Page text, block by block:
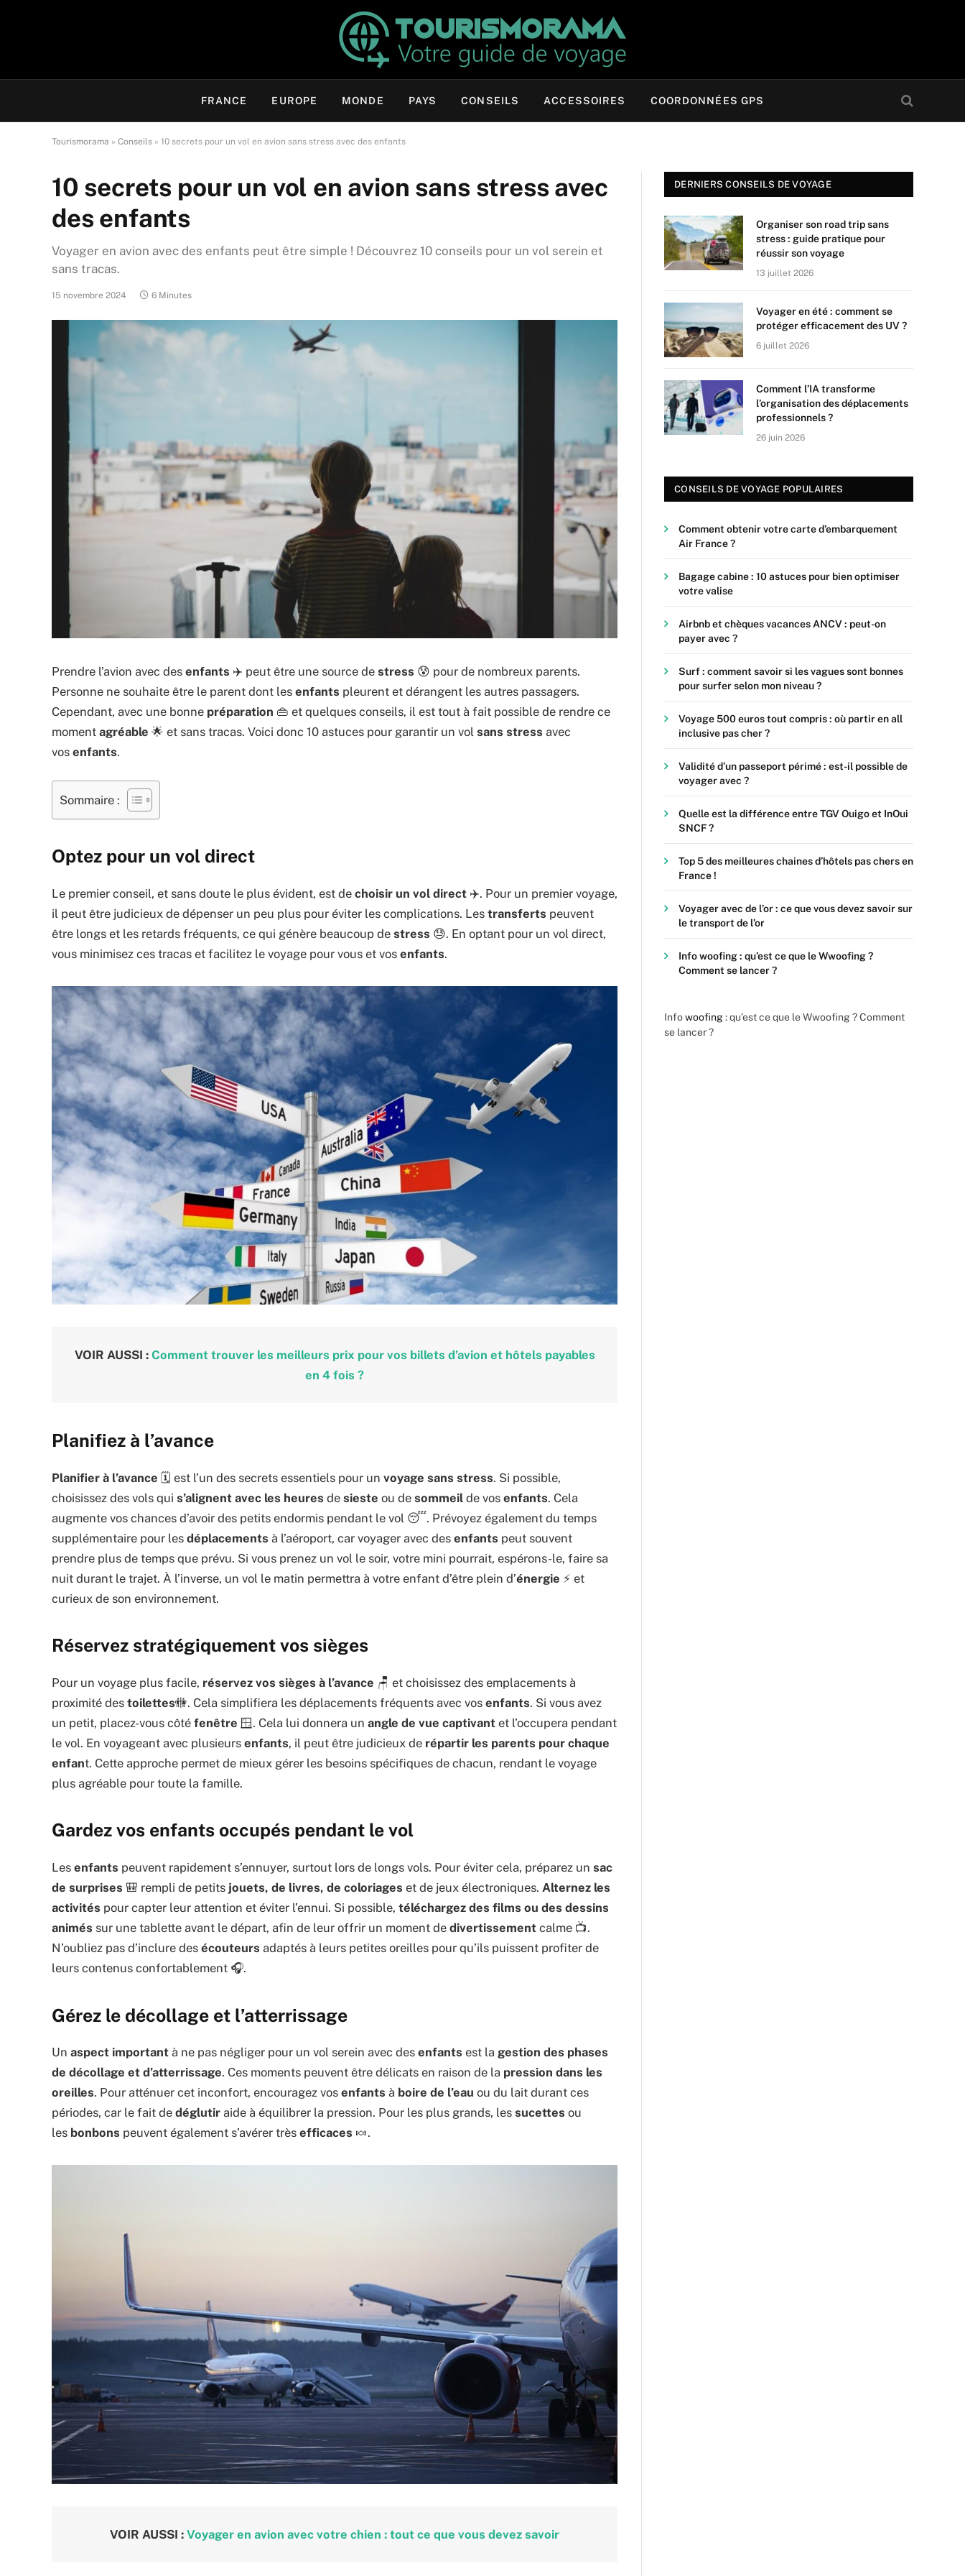
FRANCE EUROPE MONDE PAYS CONSEILS ACCESSOIRES COORDONNÉES GPS
Tourismorama » Conseils » 10 secrets pour un vol en avion sans stress avec des enfants
10 secrets pour un vol en avion sans stress avec
des enfants
Voyager en avion avec des enfants peut être simple ! Découvrez 10 conseils pour un vol serein et
sans tracas.
15 novembre 2024 6 Minutes
Prendre l’avion avec des enfants ✈️ peut être une source de stress 😰 pour de nombreux parents.
Personne ne souhaite être le parent dont les enfants pleurent et dérangent les autres passagers.
Cependant, avec une bonne préparation 👜 et quelques conseils, il est tout à fait possible de rendre ce
moment agréable 🌟 et sans tracas. Voici donc 10 astuces pour garantir un vol sans stress avec
vos enfants.
Sommaire :
Optez pour un vol direct
Le premier conseil, et sans doute le plus évident, est de choisir un vol direct ✈️. Pour un premier voyage,
il peut être judicieux de dépenser un peu plus pour éviter les complications. Les transferts peuvent
être longs et les retards fréquents, ce qui génère beaucoup de stress 😓. En optant pour un vol direct,
vous minimisez ces tracas et facilitez le voyage pour vous et vos enfants.
VOIR AUSSI : Comment trouver les meilleurs prix pour vos billets d’avion et hôtels payables
en 4 fois ?
Planifiez à l’avance
Planifier à l’avance 🗓️ est l’un des secrets essentiels pour un voyage sans stress. Si possible,
choisissez des vols qui s’alignent avec les heures de sieste ou de sommeil de vos enfants. Cela
augmente vos chances d’avoir des petits endormis pendant le vol 😴. Prévoyez également du temps
supplémentaire pour les déplacements à l’aéroport, car voyager avec des enfants peut souvent
prendre plus de temps que prévu. Si vous prenez un vol le soir, votre mini pourrait, espérons-le, faire sa
nuit durant le trajet. À l’inverse, un vol le matin permettra à votre enfant d’être plein d’énergie ⚡ et
curieux de son environnement.
Réservez stratégiquement vos sièges
Pour un voyage plus facile, réservez vos sièges à l’avance 🪑 et choisissez des emplacements à
proximité des toilettes🚻. Cela simplifiera les déplacements fréquents avec vos enfants. Si vous avez
un petit, placez-vous côté fenêtre 🪟. Cela lui donnera un angle de vue captivant et l’occupera pendant
le vol. En voyageant avec plusieurs enfants, il peut être judicieux de répartir les parents pour chaque
enfant. Cette approche permet de mieux gérer les besoins spécifiques de chacun, rendant le voyage
plus agréable pour toute la famille.
Gardez vos enfants occupés pendant le vol
Les enfants peuvent rapidement s’ennuyer, surtout lors de longs vols. Pour éviter cela, préparez un sac
de surprises 🎒 rempli de petits jouets, de livres, de coloriages et de jeux électroniques. Alternez les
activités pour capter leur attention et éviter l’ennui. Si possible, téléchargez des films ou des dessins
animés sur une tablette avant le départ, afin de leur offrir un moment de divertissement calme 📺.
N’oubliez pas d’inclure des écouteurs adaptés à leurs petites oreilles pour qu’ils puissent profiter de
leurs contenus confortablement 🎧.
Gérez le décollage et l’atterrissage
Un aspect important à ne pas négliger pour un vol serein avec des enfants est la gestion des phases
de décollage et d’atterrissage. Ces moments peuvent être délicats en raison de la pression dans les
oreilles. Pour atténuer cet inconfort, encouragez vos enfants à boire de l’eau ou du lait durant ces
périodes, car le fait de déglutir aide à équilibrer la pression. Pour les plus grands, les sucettes ou
les bonbons peuvent également s’avérer très efficaces 🍬.
VOIR AUSSI : Voyager en avion avec votre chien : tout ce que vous devez savoir
DERNIERS CONSEILS DE VOYAGE
Organiser son road trip sans
stress : guide pratique pour
réussir son voyage
13 juillet 2026
Voyager en été : comment se
protéger efficacement des UV ?
6 juillet 2026
Comment l’IA transforme
l’organisation des déplacements
professionnels ?
26 juin 2026
CONSEILS DE VOYAGE POPULAIRES
Comment obtenir votre carte d’embarquement
Air France ?
Bagage cabine : 10 astuces pour bien optimiser
votre valise
Airbnb et chèques vacances ANCV : peut-on
payer avec ?
Surf : comment savoir si les vagues sont bonnes
pour surfer selon mon niveau ?
Voyage 500 euros tout compris : où partir en all
inclusive pas cher ?
Validité d’un passeport périmé : est-il possible de
voyager avec ?
Quelle est la différence entre TGV Ouigo et InOui
SNCF ?
Top 5 des meilleures chaines d’hôtels pas chers en
France !
Voyager avec de l’or : ce que vous devez savoir sur
le transport de l’or
Info woofing : qu’est ce que le Wwoofing ?
Comment se lancer ?
Infowoofing: qu’est ce que le Wwoofing ? Comment
se lancer ?